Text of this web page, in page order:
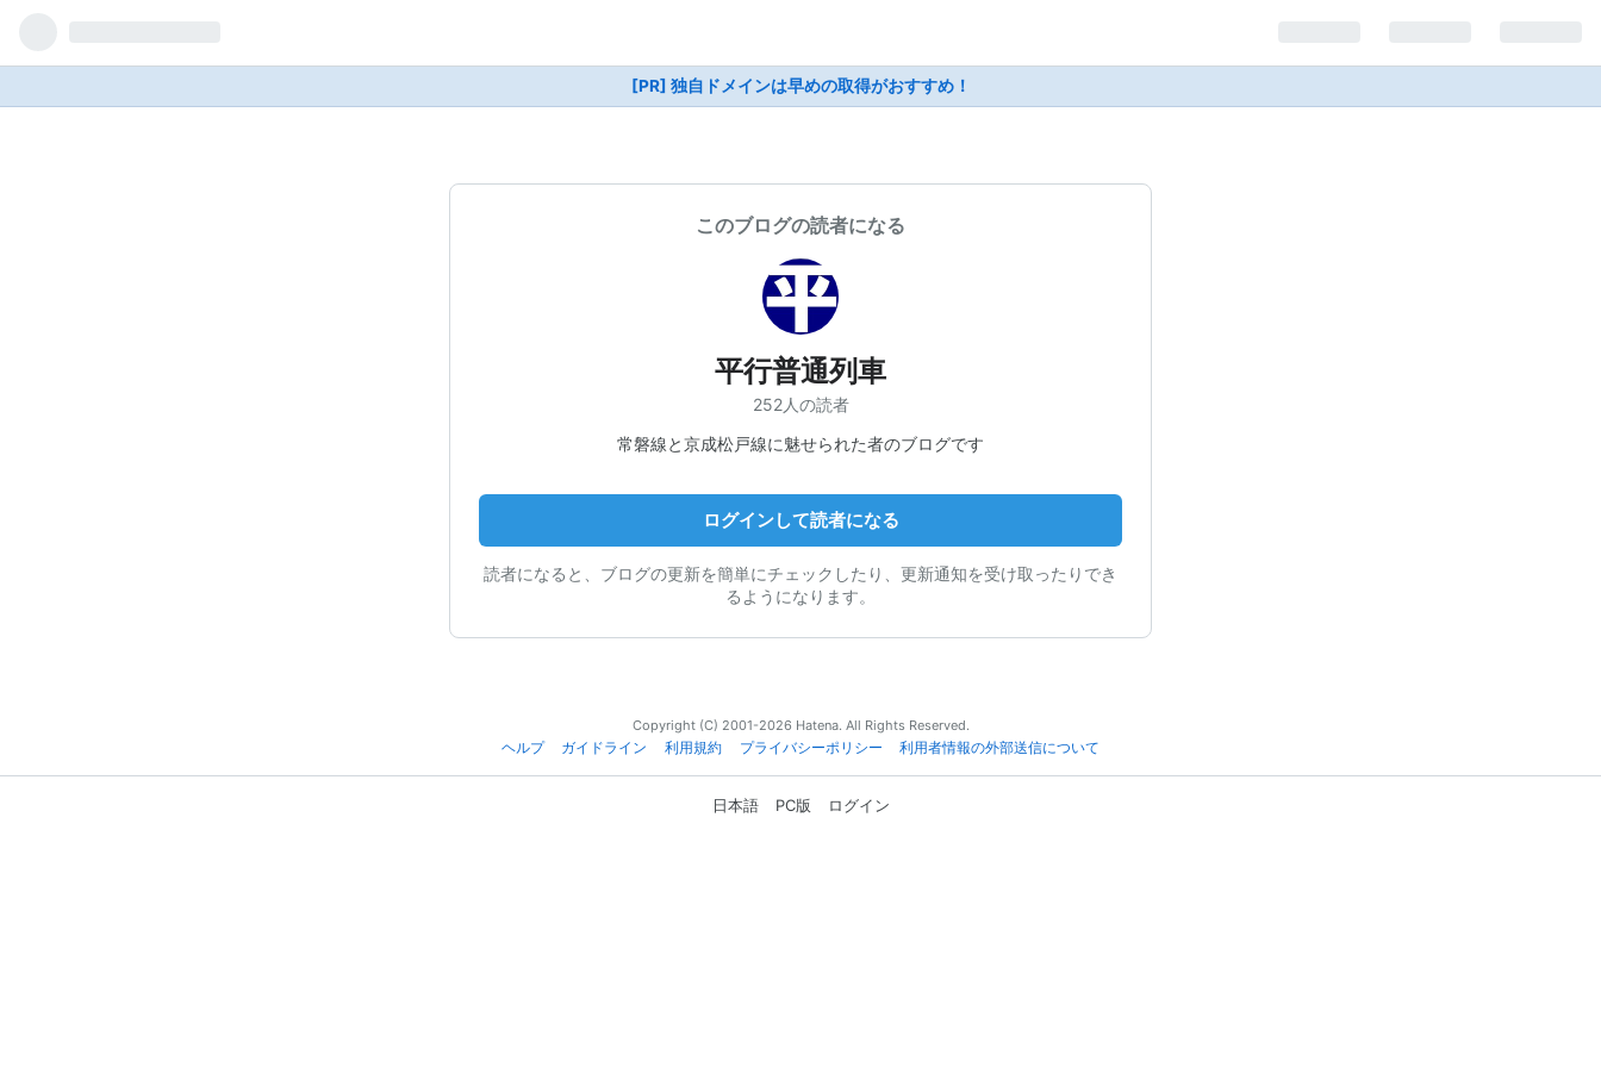
[PR] 独自ドメインは早めの取得がおすすめ！
このブログの読者になる
平行普通列車
252人の読者
常磐線と京成松戸線に魅せられた者のブログです
ログインして読者になる
読者になると、ブログの更新を簡単にチェックしたり、更新通知を受け取ったりでき
るようになります。
Copyright (C) 2001-2026 Hatena. All Rights Reserved.
ヘルプ
ガイドライン 利用規約 プライバシーポリシー 利用者情報の外部送信について
日本語 PC版 ログイン